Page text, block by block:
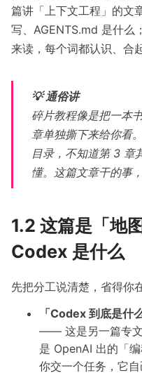
篇讲「上下文工程」的文
写、AGENTS.md 是什么
来读，每个词都认识、合
💡 通俗讲
碎片教程像是把一本
章单独撕下来给你看
目录，不知道第 3 章
懂。这篇文章干的事
1.2 这篇是「地
Codex 是什么
先把分工说清楚，省得你
「Codex 到底是什
—— 这是另一篇专
是 OpenAI 出的「
你交一个任务，它